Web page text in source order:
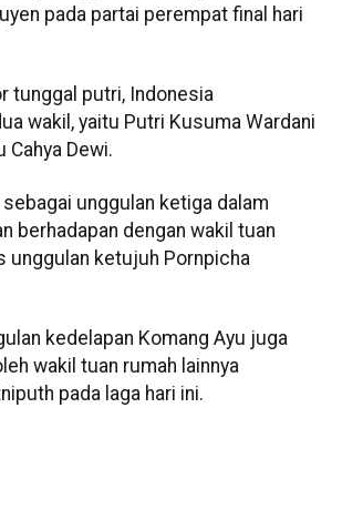
pada partai perempat final hari
tunggal putri, Indonesia
wakil, yaitu Putri Kusuma Wardani
Cahya Dewi.
unggulan ketiga dalam
berhadapan dengan wakil tuan
unggulan ketujuh Pornpicha
kedelapan Komang Ayu juga
wakil tuan rumah lainnya
pada laga hari ini.